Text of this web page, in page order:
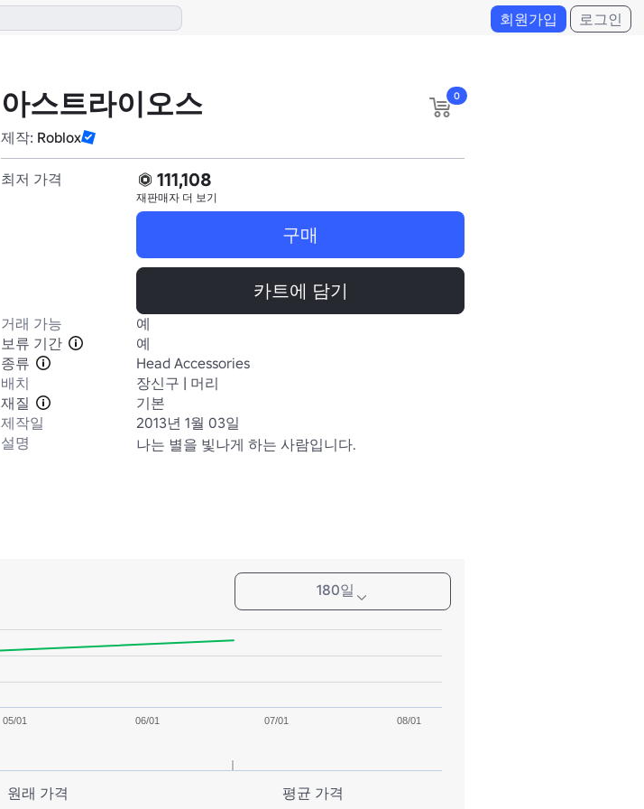
회원가입 로그인
아스트라이오스
제작: Roblox
0
최저 가격 111,108
재판매자 더 보기
구매
카트에 담기
거래 가능
예
보류 기간
예
종류
Head Accessories
배치
장신구 | 머리
재질
기본
제작일
2013년 1월 03일
설명
나는 별을 빛나게 하는 사람입니다.
180일
05/01 06/01 07/01 08/01
원래 가격 평균 가격